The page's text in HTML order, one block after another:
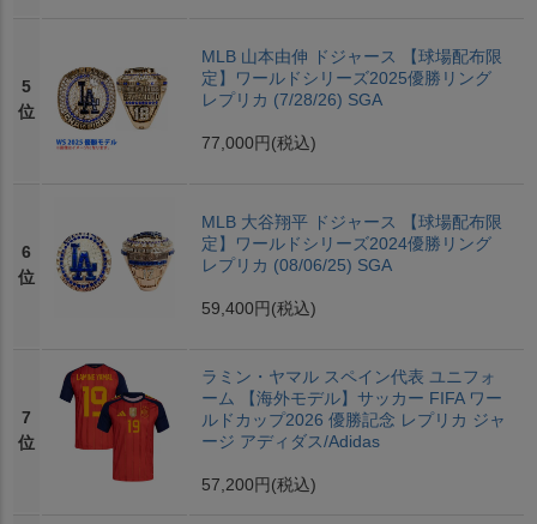
5
位
MLB 山本由伸 ドジャース 【球場配布限
定】ワールドシリーズ2025優勝リング
レプリカ (7/28/26) SGA
77,000円 (税込)
6
位
MLB 大谷翔平 ドジャース 【球場配布限
定】ワールドシリーズ2024優勝リング
レプリカ (08/06/25) SGA
59,400円 (税込)
7
位
ラミン・ヤマル スペイン代表 ユニフォ
ーム 【海外モデル】サッカー FIFA ワー
ルドカップ2026 優勝記念 レプリカ ジャ
ージ アディダス/Adidas
57,200円 (税込)